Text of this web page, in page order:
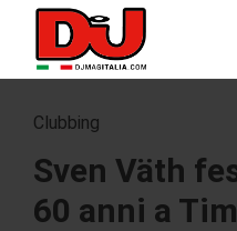
Clubbing
Sven Väth
60 anni a